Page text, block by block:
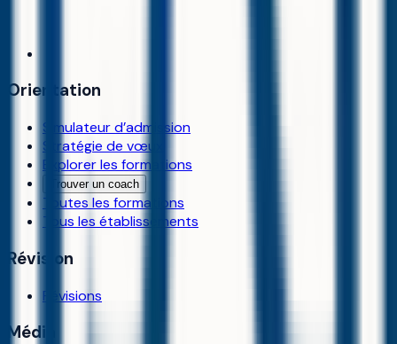
Orientation
Simulateur d’admission
Stratégie de vœux
Explorer les formations
Trouver un coach
Toutes les formations
Tous les établissements
Révision
Révisions
Média